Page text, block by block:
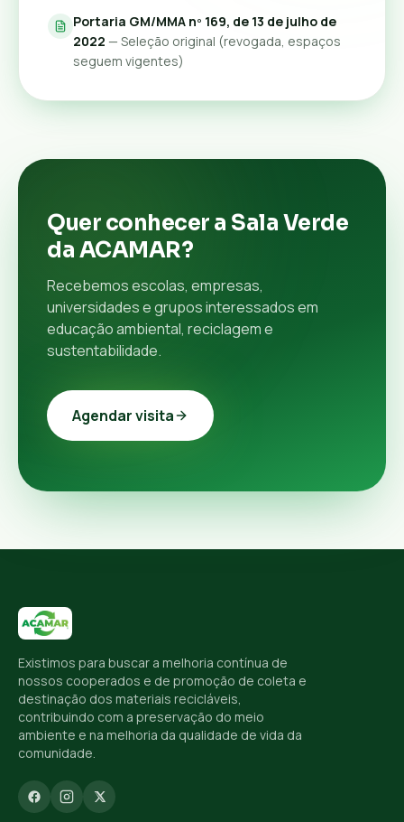
Portaria GM/MMA nº 169, de 13 de julho de
2022 — Seleção original (revogada, espaços
seguem vigentes)
Quer conhecer a Sala Verde
da ACAMAR?
Recebemos escolas, empresas,
universidades e grupos interessados em
educação ambiental, reciclagem e
sustentabilidade.
Agendar visita
Existimos para buscar a melhoria contínua de
nossos cooperados e de promoção de coleta e
destinação dos materiais recicláveis,
contribuindo com a preservação do meio
ambiente e na melhoria da qualidade de vida da
comunidade.